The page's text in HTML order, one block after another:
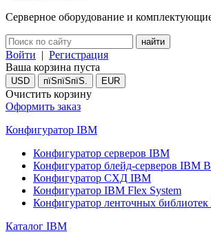
Серверное оборудование и
Войти | Регистрация
Ваша корзина пуста
USD пїЅпїЅпїЅ. EUR
Очистить корзину
Оформить заказ
Конфигуратор IBM
Конфигуратор серверов IBM
Конфигуратор блейд-серверов IBM
Конфигуратор СХД IBM
Конфигуратор IBM Flex System
Конфигуратор ленточных
Каталог IBM